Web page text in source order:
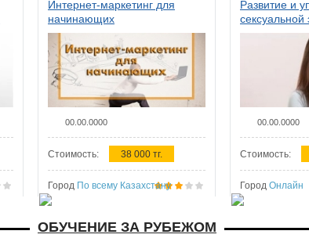
Интернет-маркетинг для
начинающих
00.00.0000
Стоимость: 38 000 тг.
Город По всему Казахстану
Развитие и
сексуальной
женщин
00.00.0000
Стоимость:
Город Онлайн
ОБУЧЕНИЕ ЗА РУБЕЖОМ